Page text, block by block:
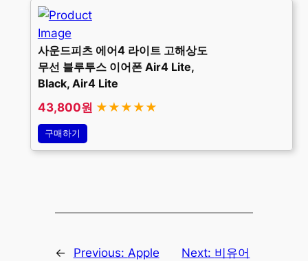
사운드피츠 에어4 라이트 고해상도
무선 블루투스 이어폰 Air4 Lite,
Black, Air4 Lite
43,800원 ★★★★★
구매하기
← Previous: Apple
Next: 비유어